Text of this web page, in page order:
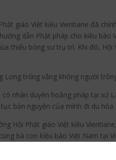
giáo Việt kiều Vientiane đã
dẫn Phật pháp cho kiều
thiếu bóng sư trụ trì. Khi đó,
Long trống vắng không người
nhân duyên hoằng pháp tại xứ
bản nguyện của mình đi du
Hội Phật giáo Việt kiều
bà con kiều bào Việt Nam tại
1956 đến 1969. Trong thời
Trung Quán cùng chung lo